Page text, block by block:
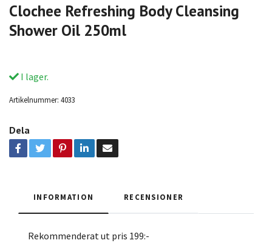
Clochee Refreshing Body Cleansing
Shower Oil 250ml
I lager.
Artikelnummer: 4033
Dela
INFORMATION RECENSIONER
Rekommenderat ut pris 199:-